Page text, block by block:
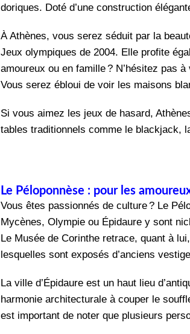
doriques. Doté d’une construction
À Athènes, vous serez séduit par la
Jeux olympiques de 2004. Elle profite
amoureux ou en famille ? N’hésitez pas
Vous serez ébloui de voir les maisons
Si vous aimez les jeux de hasard,
tables traditionnels comme le blackjack,
Le Péloponnèse : pour les
Vous êtes passionnés de culture ? Le
Mycènes, Olympie ou Épidaure y sont
Le Musée de Corinthe retrace, quant à
lesquelles sont exposés d’anciens
La ville d’Épidaure est un haut lieu
harmonie architecturale à couper le
est important de noter que plusieurs